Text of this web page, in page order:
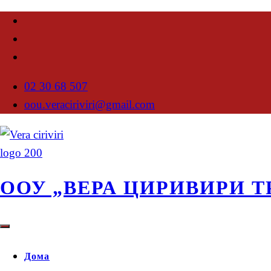
02 30 68 507
oou.veraciriviri@gmail.com
ООУ „ВЕРА ЦИРИВИРИ
Дома